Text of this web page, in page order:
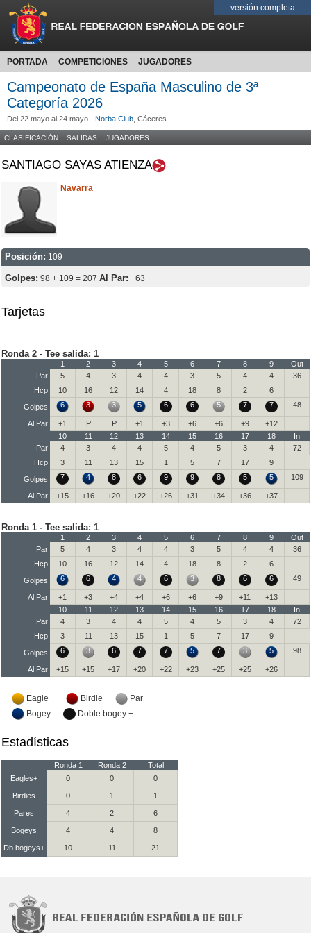
versión completa
PORTADA COMPETICIONES JUGADORES
Campeonato de España Masculino de 3ª
Categoría 2026
Del 22 mayo al 24 mayo - Norba Club , Cáceres
CLASIFICACIÓN SALIDAS JUGADORES
SANTIAGO SAYAS ATIENZA
Navarra
Posición: 109
Golpes: 98 + 109 = 207 Al Par: +63
Tarjetas
Ronda 2 - Tee salida: 1
1 2 3 4 5 6 7 8 9
Out
Par
5 4 3 4 4 3 5 4 4
36
Hcp
10 16 12 14 4 18 8 2
6
Golpes
6 3 3 5 6 6 5 7 7 48
Al Par +1 P P +1 +3 +6 +6 +9
+12
10
11 12 13 14 15 16 17 18
In
Par
4 3 4 4 5 4 5 3 4
72
Hcp
3 11 13 15 1 5 7 17
9
Golpes
7 4 8 6 9 9 8 5 5 109
Al Par +15 +16 +20 +22 +26 +31 +34 +36 +37
Ronda 1 - Tee salida: 1
1 2 3 4 5 6 7 8 9
Out
Par
5 4 3 4 4 3 5 4 4
36
Hcp
10 16 12 14 4 18 8 2
6
Golpes
6 6 4 4 6 3 8 6 6 49
Al Par +1 +3 +4 +4 +6 +6 +9 +11
+13
10
11 12 13 14 15 16 17 18
In
Par
4 3 4 4 5 4 5 3 4
72
Hcp
3 11 13 15 1 5 7 17
9
Golpes
6 3 6 7 7 5 7 3 5 98
Al Par +15 +15 +17 +20 +22 +23 +25 +25 +26
Eagle+ Birdie
Par
Bogey
Doble bogey +
Estadísticas
Ronda 1 Ronda 2
Total
Eagles+
0 0 0
Birdies 0 1 1
Pares 4 2 6
Bogeys 4 4 8
Db bogeys+ 10 11 21